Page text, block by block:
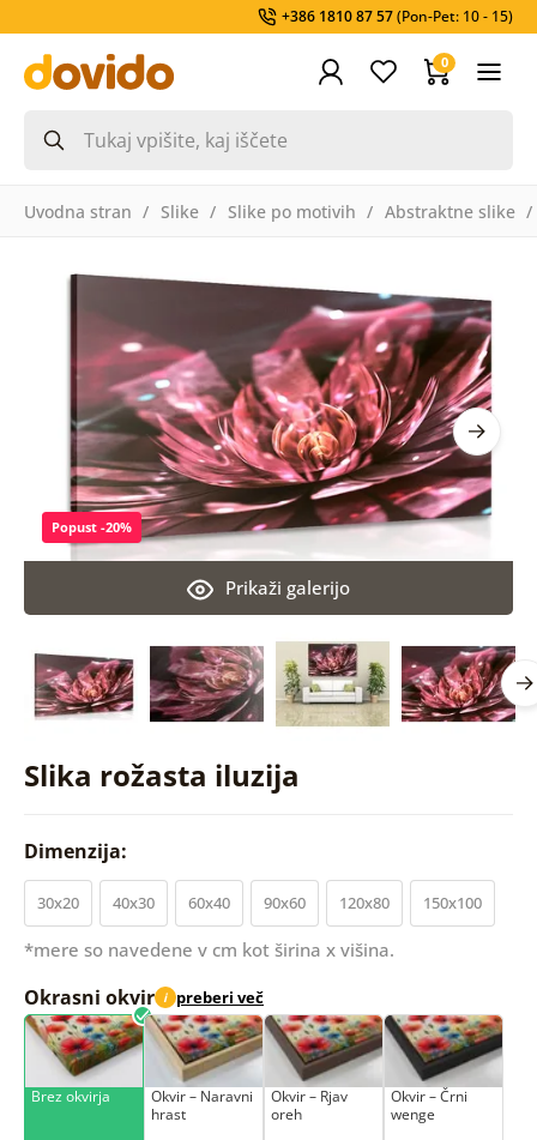
+386 1810 87 57(Pon-Pet: 10 - 15)
0
Uvodna stran Slike Slike po motivih Abstraktne slike
Slika rožasta iluzija
Prikaži galerijo
Popust -20%
Dimenzija:
30x20 40x30 60x40 90x60 120x80 150x100
*mere so navedene v cm kot širina x višina.
Okrasni okvir i preberi več
Brez okvirja
Okvir – Naravni
hrast
Okvir – Rjav
oreh
Okvir – Črni
wenge